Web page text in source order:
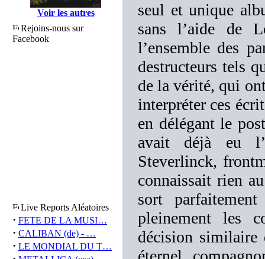
Voir les autres
Rejoins-nous sur
Facebook
Live Reports Aléatoires
· FETE DE LA MUSI…
· CALIBAN (de) - …
· LE MONDIAL DU T…
seul et unique
sans l’aide de
l’ensemble des
destructeurs tels
de la vérité, qui
interpréter ces
en délégant le
avait déjà eu
Steverlinck,
connaissait rien
sort
pleinement les
décision similaire